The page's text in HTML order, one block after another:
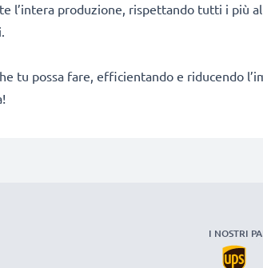
l’intera produzione, rispettando tutti i più
tu possa fare, efficientando e riducendo
I NOSTRI